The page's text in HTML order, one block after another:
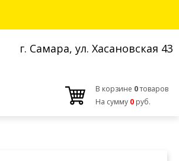
г. Самара, ул. Хасановская 43
В корзине 0товаров
На сумму 0 руб.